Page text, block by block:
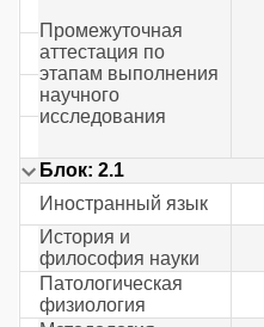
Промежуточная
аттестация по
этапам выполнения
научного
исследования
Блок: 2.1
Иностранный язык
История и
философия науки
Патологическая
физиология